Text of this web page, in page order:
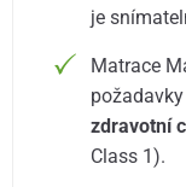
je
Matrace
zdravotní
Class 1).